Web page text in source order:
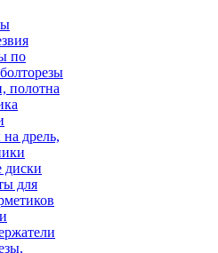
по
полотна
дрель,
для